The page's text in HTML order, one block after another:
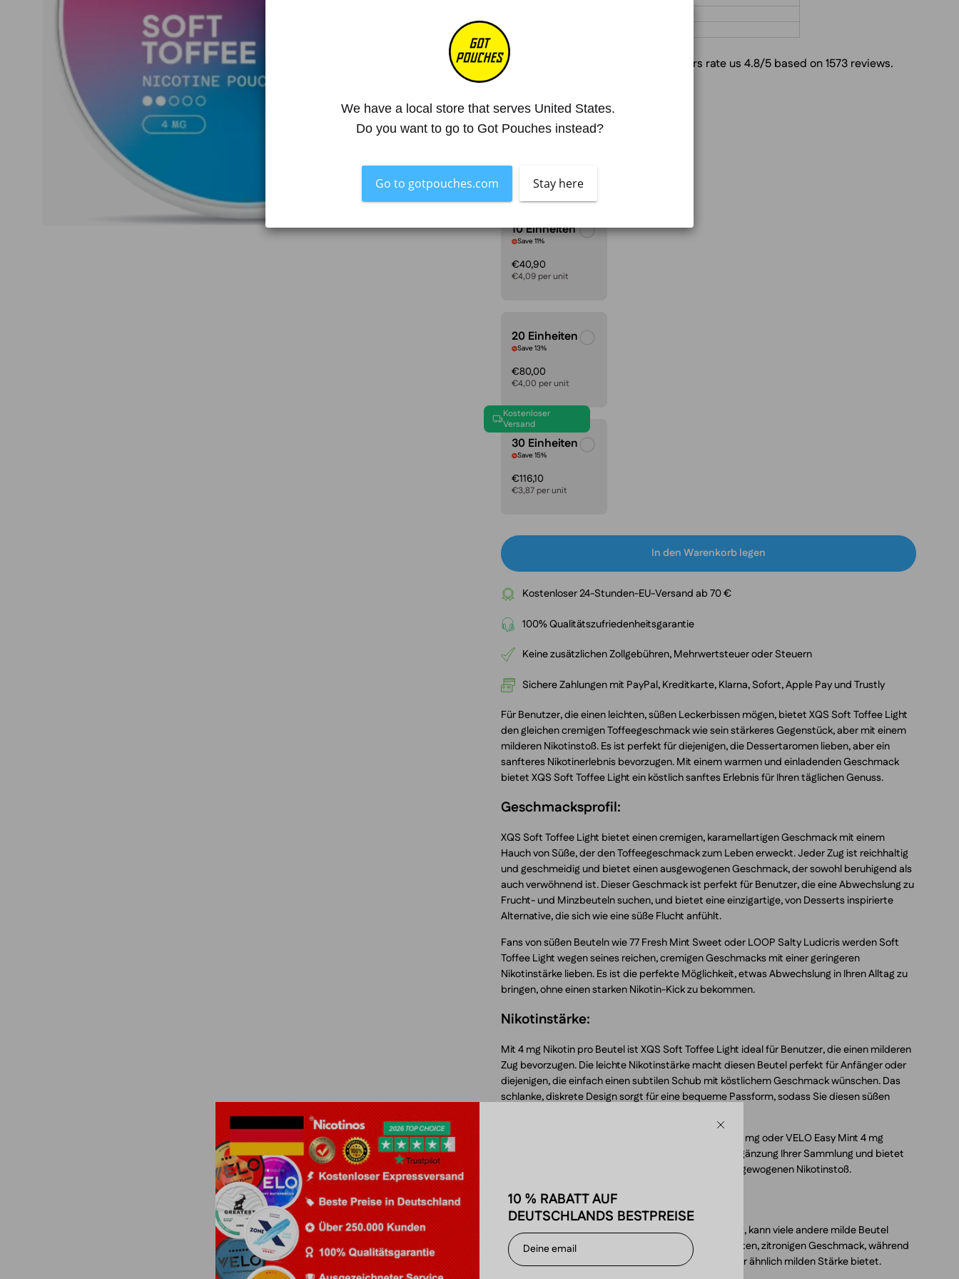
10 % RABATT AUF
DEUTSCHLANDS BESTPREISE
Schließen
Customers rate us 4.8/5 based on 1573 reviews.
1 Packung
10 Einheiten
Save 11%
€40,90
€4,09 per unit
20 Einheiten
Save 13%
€80,00
€4,00 per unit
Kostenloser
Versand
30 Einheiten
Save 15%
€116,10
€3,87 per unit
In den Warenkorb legen
Kostenloser 24-Stunden-EU-Versand ab 70 €
100% Qualitätszufriedenheitsgarantie
Keine zusätzlichen Zollgebühren, Mehrwertsteuer oder Steuern
Sichere Zahlungen mit PayPal, Kreditkarte, Klarna, Sofort, Apple Pay und Trustly
Für Benutzer, die einen leichten, süßen Leckerbissen mögen, bietet XQS Soft Toffee Light
den gleichen cremigen Toffeegeschmack wie sein stärkeres Gegenstück, aber mit einem
milderen Nikotinstoß. Es ist perfekt für diejenigen, die Dessertaromen lieben, aber ein
sanfteres Nikotinerlebnis bevorzugen. Mit einem warmen und einladenden Geschmack
bietet XQS Soft Toffee Light ein köstlich sanftes Erlebnis für Ihren täglichen Genuss.
Geschmacksprofil:
XQS Soft Toffee Light bietet einen cremigen, karamellartigen Geschmack mit einem
Hauch von Süße, der den Toffeegeschmack zum Leben erweckt. Jeder Zug ist reichhaltig
und geschmeidig und bietet einen ausgewogenen Geschmack, der sowohl beruhigend als
auch verwöhnend ist. Dieser Geschmack ist perfekt für Benutzer, die eine Abwechslung zu
Frucht- und Minzbeuteln suchen, und bietet eine einzigartige, von Desserts inspirierte
Alternative, die sich wie eine süße Flucht anfühlt.
Fans von süßen Beuteln wie 77 Fresh Mint Sweet oder LOOP Salty Ludicris werden Soft
Toffee Light wegen seines reichen, cremigen Geschmacks mit einer geringeren
Nikotinstärke lieben. Es ist die perfekte Möglichkeit, etwas Abwechslung in Ihren Alltag zu
bringen, ohne einen starken Nikotin-Kick zu bekommen.
Nikotinstärke:
Mit 4 mg Nikotin pro Beutel ist XQS Soft Toffee Light ideal für Benutzer, die einen milderen
Zug bevorzugen. Die leichte Nikotinstärke macht diesen Beutel perfekt für Anfänger oder
diejenigen, die einfach einen subtilen Schub mit köstlichem Geschmack wünschen. Das
schlanke, diskrete Design sorgt für eine bequeme Passform, sodass Sie diesen süßen
Wenn Sie an leichtere Optionen wie ZYN Citrus Mini 3 mg oder VELO Easy Mint 4 mg
gewöhnt sind, ist Soft Toffee Light eine großartige Ergänzung Ihrer Sammlung und bietet
ein einzigartiges Geschmackserlebnis mit einem ausgewogenen Nikotinstoß.
Ähnliche Produkte:
Wer die cremige Süße von XQS Soft Toffee Light mag, kann viele andere milde Beutel
ausprobieren. ZYN Citrus Mini 3 mg bietet einen leichten, zitronigen Geschmack, während
VELO Easy Mint 4 mg ein sanftes Minzerlebnis in einer ähnlich milden Stärke bietet.
We have a local store that serves United States.
Do you want to go to Got Pouches instead?
Go to gotpouches.com Stay here